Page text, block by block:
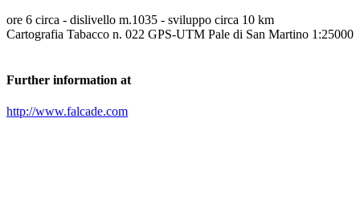
ore 6 circa - dislivello m.1035 - sviluppo circa 10 km
Cartografia Tabacco n. 022 GPS-UTM Pale di San Martino 1:25000
Further information at
http://www.falcade.com